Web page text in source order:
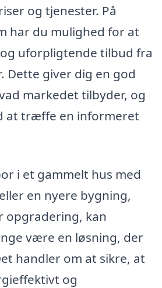
og tjenester. På
har du mulighed for at
uforpligtende tilbud fra
Dette giver dig en god
markedet tilbyder, og
at træffe en informeret
i et gammelt hus med
en nyere bygning,
opgradering, kan
være en løsning, der
handler om at sikre, at
og